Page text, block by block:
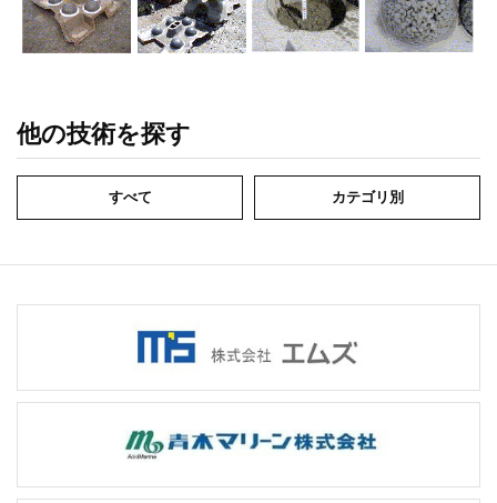
他の技術を探す
すべて カテゴリ別